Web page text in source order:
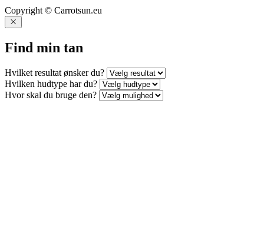
Copyright © Carrotsun.eu
Find min tan
Hvilket resultat ønsker du?
Hvilken hudtype har du?
Hvor skal du bruge den?